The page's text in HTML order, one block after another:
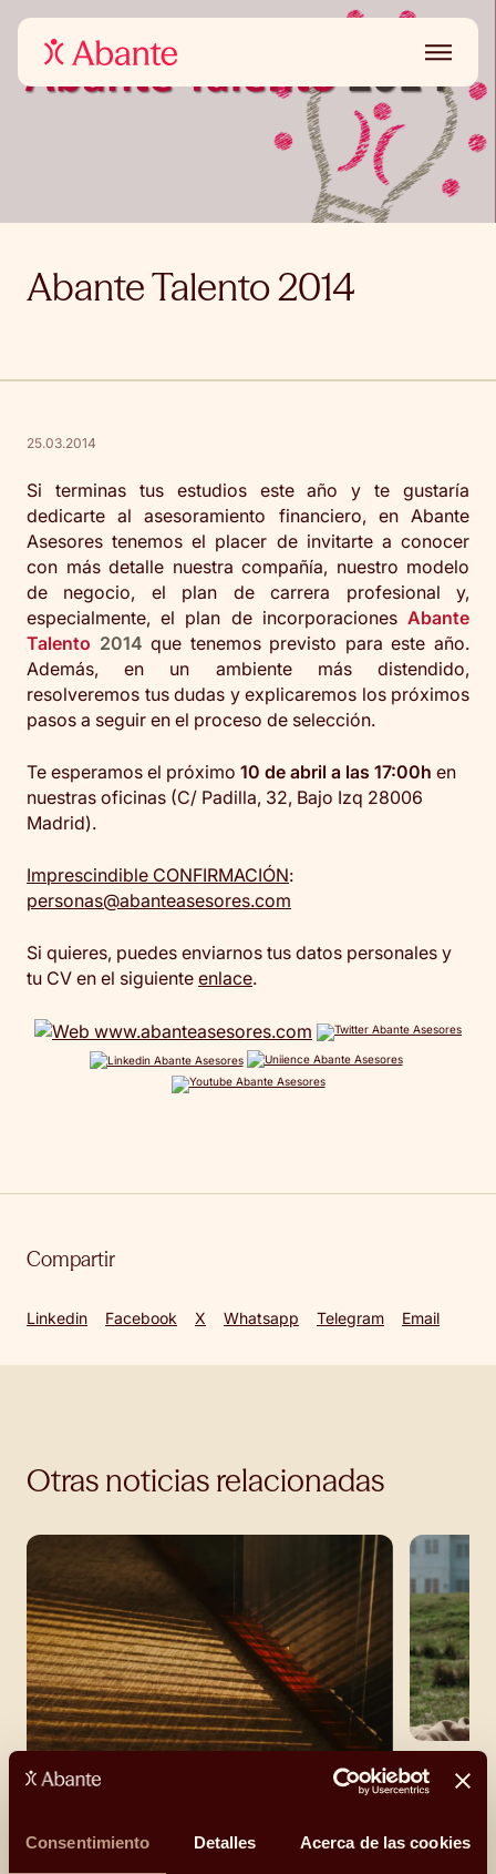
Consentimiento Detalles Acerca de las cookies
Abante Talento 2014
25.03.2014
Si terminas tus estudios este año y te gustaría
dedicarte al asesoramiento financiero, en Abante
Asesores tenemos el placer de invitarte a conocer
con más detalle nuestra compañía, nuestro modelo
de negocio, el plan de carrera profesional y,
especialmente, el plan de incorporaciones Abante
Talento 2014 que tenemos previsto para este año.
Además, en un ambiente más distendido,
resolveremos tus dudas y explicaremos los próximos
pasos a seguir en el proceso de selección.
Te esperamos el próximo 10 de abril a las 17:00h en
nuestras oficinas (C/ Padilla, 32, Bajo Izq 28006
Madrid).
Imprescindible CONFIRMACIÓN:
personas@abanteasesores.com
Si quieres, puedes enviarnos tus datos personales y
tu CV en el siguiente enlace.
Compartir
Linkedin Facebook X Whatsapp Telegram Email
Otras noticias relacionadas
Abante
y estrena